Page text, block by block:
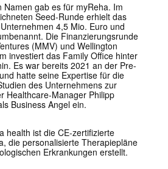
gab es für myReha. Im
Seed-Runde erhielt das
4,5 Mio. Euro und
Die Finanzierungsrunde
(MMV) und Wellington
investiert das Family Office hinter
Es war bereits 2021 an der Pre-
hatte seine Expertise für die
des Unternehmens zur
Healthcare-Manager Philipp
Business Angel ein.
health ist die CE-zertifizierte
die personalisierte Therapiepläne
Erkrankungen erstellt.